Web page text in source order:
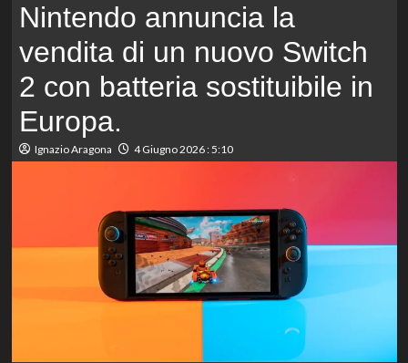
Nintendo annuncia la
vendita di un nuovo Switch
2 con batteria sostituibile in
Europa.
Ignazio Aragona 4 Giugno 2026 : 5:10